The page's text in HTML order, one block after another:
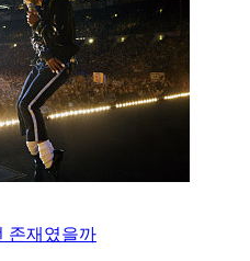
존재였을까